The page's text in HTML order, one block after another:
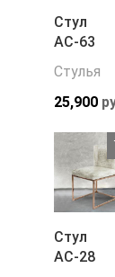
Стул
АС-63
Стулья
25,900
Стул
АС-28